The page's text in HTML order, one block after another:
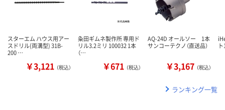
スターエム ハウス用アー
スドリル(両溝型) 31B-
200 …
￥3,121 （税込）
粂田ギムネ製作所 専用ド
リル3.2ミリ 100032 1本
（…
￥671 （税込）
AQ-24D オールソー 1本
サンコーテクノ（直送品）
￥3,167 （税込）
ランキング一覧